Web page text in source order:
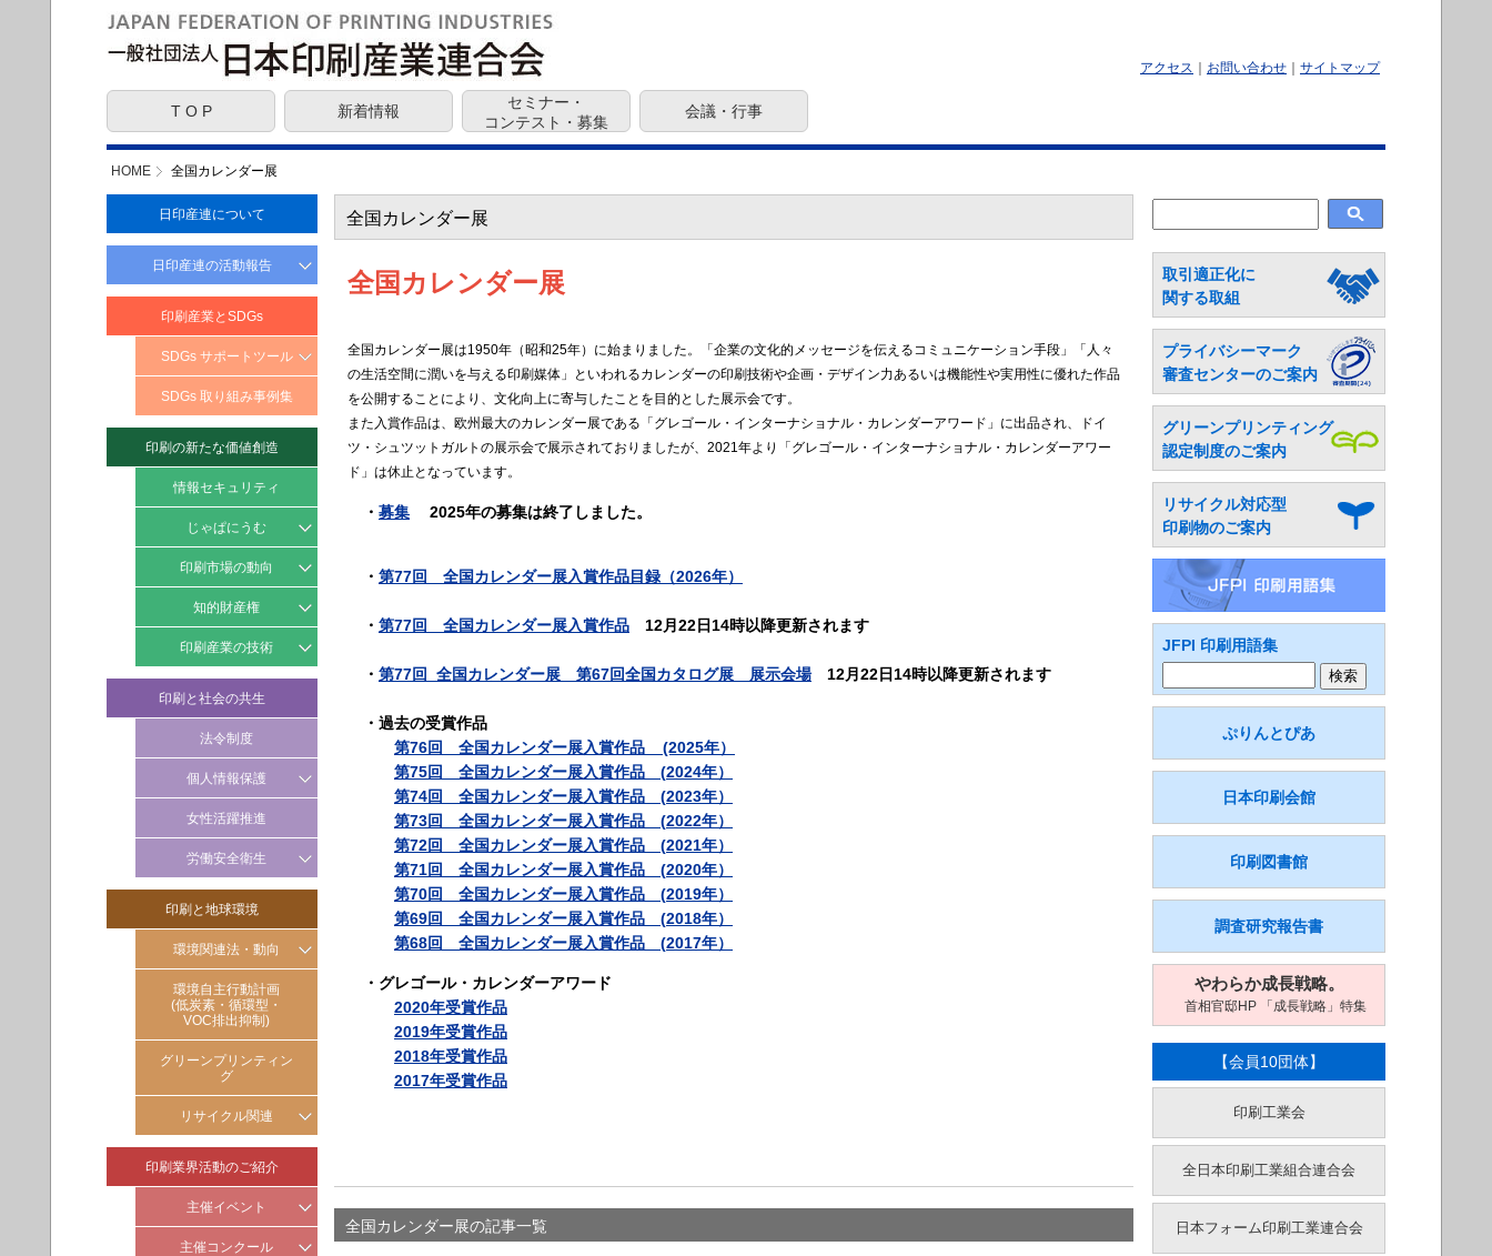
アクセス お問い合わせ サイトマップ
T O P 新着情報
セミナー・
コンテスト・募集
会議・行事
HOME 全国カレンダー展
日印産連について
日印産連の活動報告
JFPI 社会責任報告書
印刷産業とSDGs
SDGs サポートツール
SDGs とは？
SDGs に取り組む
メリット・効果
SDGs ターゲット
マッピングリスト
SDGs 取り組み事例集
印刷の新たな価値創造
情報セキュリティ
じゃぱにうむ
じゃぱにうむ事例集
じゃぱにうむイベント情報
印刷市場の動向
月次動向
四半期動向
知的財産権
知財トラブル未然防止アドバ
イス
印刷会社のための裁判例
印刷産業の技術
技能五輪国際大会の紹介
印刷と社会の共生
法令制度
個人情報保護
情報セキュリティ
個人情報保護
女性活躍推進
労働安全衛生
リスクアセスメント
ＶＯＣ対策
(労働安全衛生）
印刷と地球環境
環境関連法・動向
ISO動向
グリーン購入法
環境関連法令対応
環境自主行動計画
(低炭素・循環型・
VOC排出抑制)
グリーンプリンティン
グ
リサイクル関連
古紙リサイクル
印刷業界活動のご紹介
主催イベント
印刷の月主催コンクール
全国カレンダー展
全国カレンダー展
全国カレンダー展は1950年（昭和25年）に始まりました。「企業の文化的メッセージを伝えるコミュニケーション手段」「人々
の生活空間に潤いを与える印刷媒体」といわれるカレンダーの印刷技術や企画・デザイン力あるいは機能性や実用性に優れた作品
を公開することにより、文化向上に寄与したことを目的とした展示会です。
また入賞作品は、欧州最大のカレンダー展である「グレゴール・インターナショナル・カレンダーアワード」に出品され、ドイ
ツ・シュツットガルトの展示会で展示されておりましたが、2021年より「グレゴール・インターナショナル・カレンダーアワー
ド」は休止となっています。
・ 募集 2025年の募集は終了しました。
・ 第77回 全国カレンダー展入賞作品目録（2026年）
・ 第77回 全国カレンダー展入賞作品 12月22日14時以降更新されます
・ 第77回 全国カレンダー展 第67回全国カタログ展 展示会場12月22日14時以降更新されます
・ 過去の受賞作品
第76回 全国カレンダー展入賞作品 (2025年）
第75回 全国カレンダー展入賞作品 (2024年）
第74回 全国カレンダー展入賞作品 (2023年）
第73回 全国カレンダー展入賞作品 (2022年）
第72回 全国カレンダー展入賞作品 (2021年）
第71回 全国カレンダー展入賞作品 (2020年）
第70回 全国カレンダー展入賞作品 (2019年）
第69回 全国カレンダー展入賞作品 (2018年）
第68回 全国カレンダー展入賞作品 (2017年）
・ グレゴール・カレンダーアワード
2020年受賞作品
2019年受賞作品
2018年受賞作品
2017年受賞作品
全国カレンダー展の記事一覧
取引適正化に
関する取組
プライバシーマーク
審査センターのご案内
グリーンプリンティング
認定制度のご案内
リサイクル対応型
印刷物のご案内
JFPI 印刷用語集
ぷりんとぴあ
日本印刷会館
印刷図書館
調査研究報告書
やわらか成長戦略。
首相官邸HP 「成長戦略」特集
【会員10団体】
印刷工業会
全日本印刷工業組合連合会
日本フォーム印刷工業連合会